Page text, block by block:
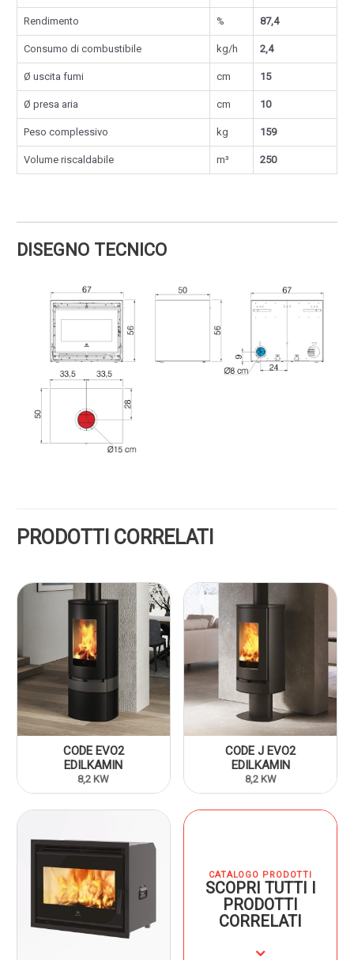
Rendimento % 87,4
Consumo di combustibile kg/h 2,4
Ø uscita fumi cm 15
Ø presa aria cm 10
Peso complessivo kg 159
Volume riscaldabile m³ 250
DISEGNO TECNICO
PRODOTTI CORRELATI
CODE EVO2
EDILKAMIN
8,2 KW
CODE J EVO2
EDILKAMIN
8,2 KW
CATALOGO PRODOTTI
SCOPRI TUTTI I
PRODOTTI
CORRELATI
⌄